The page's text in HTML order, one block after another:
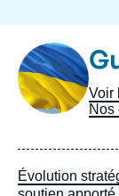
Image
Taxonomie
Voir
Nos
Évolution